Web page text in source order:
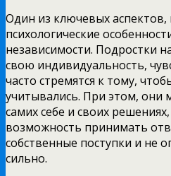
Один из ключевых
психологические
независимости. Подростки
свою индивидуальность,
часто стремятся к тому,
учитывались. При этом, они
самих себе и своих
возможность принимать
собственные поступки и не
сильно.